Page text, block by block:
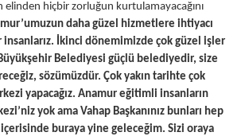
elinden hiçbir zorluğun kurtulamayacağını
daha güzel hizmetlere ihtiyacı
insanlarız. İkinci dönemimizde çok güzel işler
Belediyesi güçlü belediyedir, size
sözümüzdür. Çok yakın tarihte çok
yapacağız. Anamur eğitimli insanların
yok ama Vahap Başkanınız bunları hep
buraya yine geleceğim. Sizi oraya